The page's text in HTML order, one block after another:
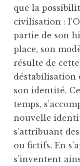
que la
civilisation :
partie de son
place, son
résulte de
déstabilisation
son identité.
temps,
nouvelle
s’attribuant
ou fictifs. En
s’inventent